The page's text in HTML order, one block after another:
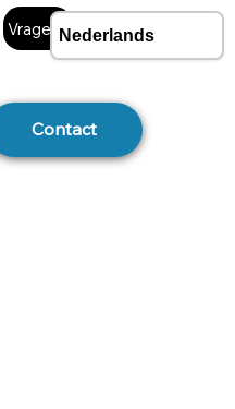
Contact
Vragen?